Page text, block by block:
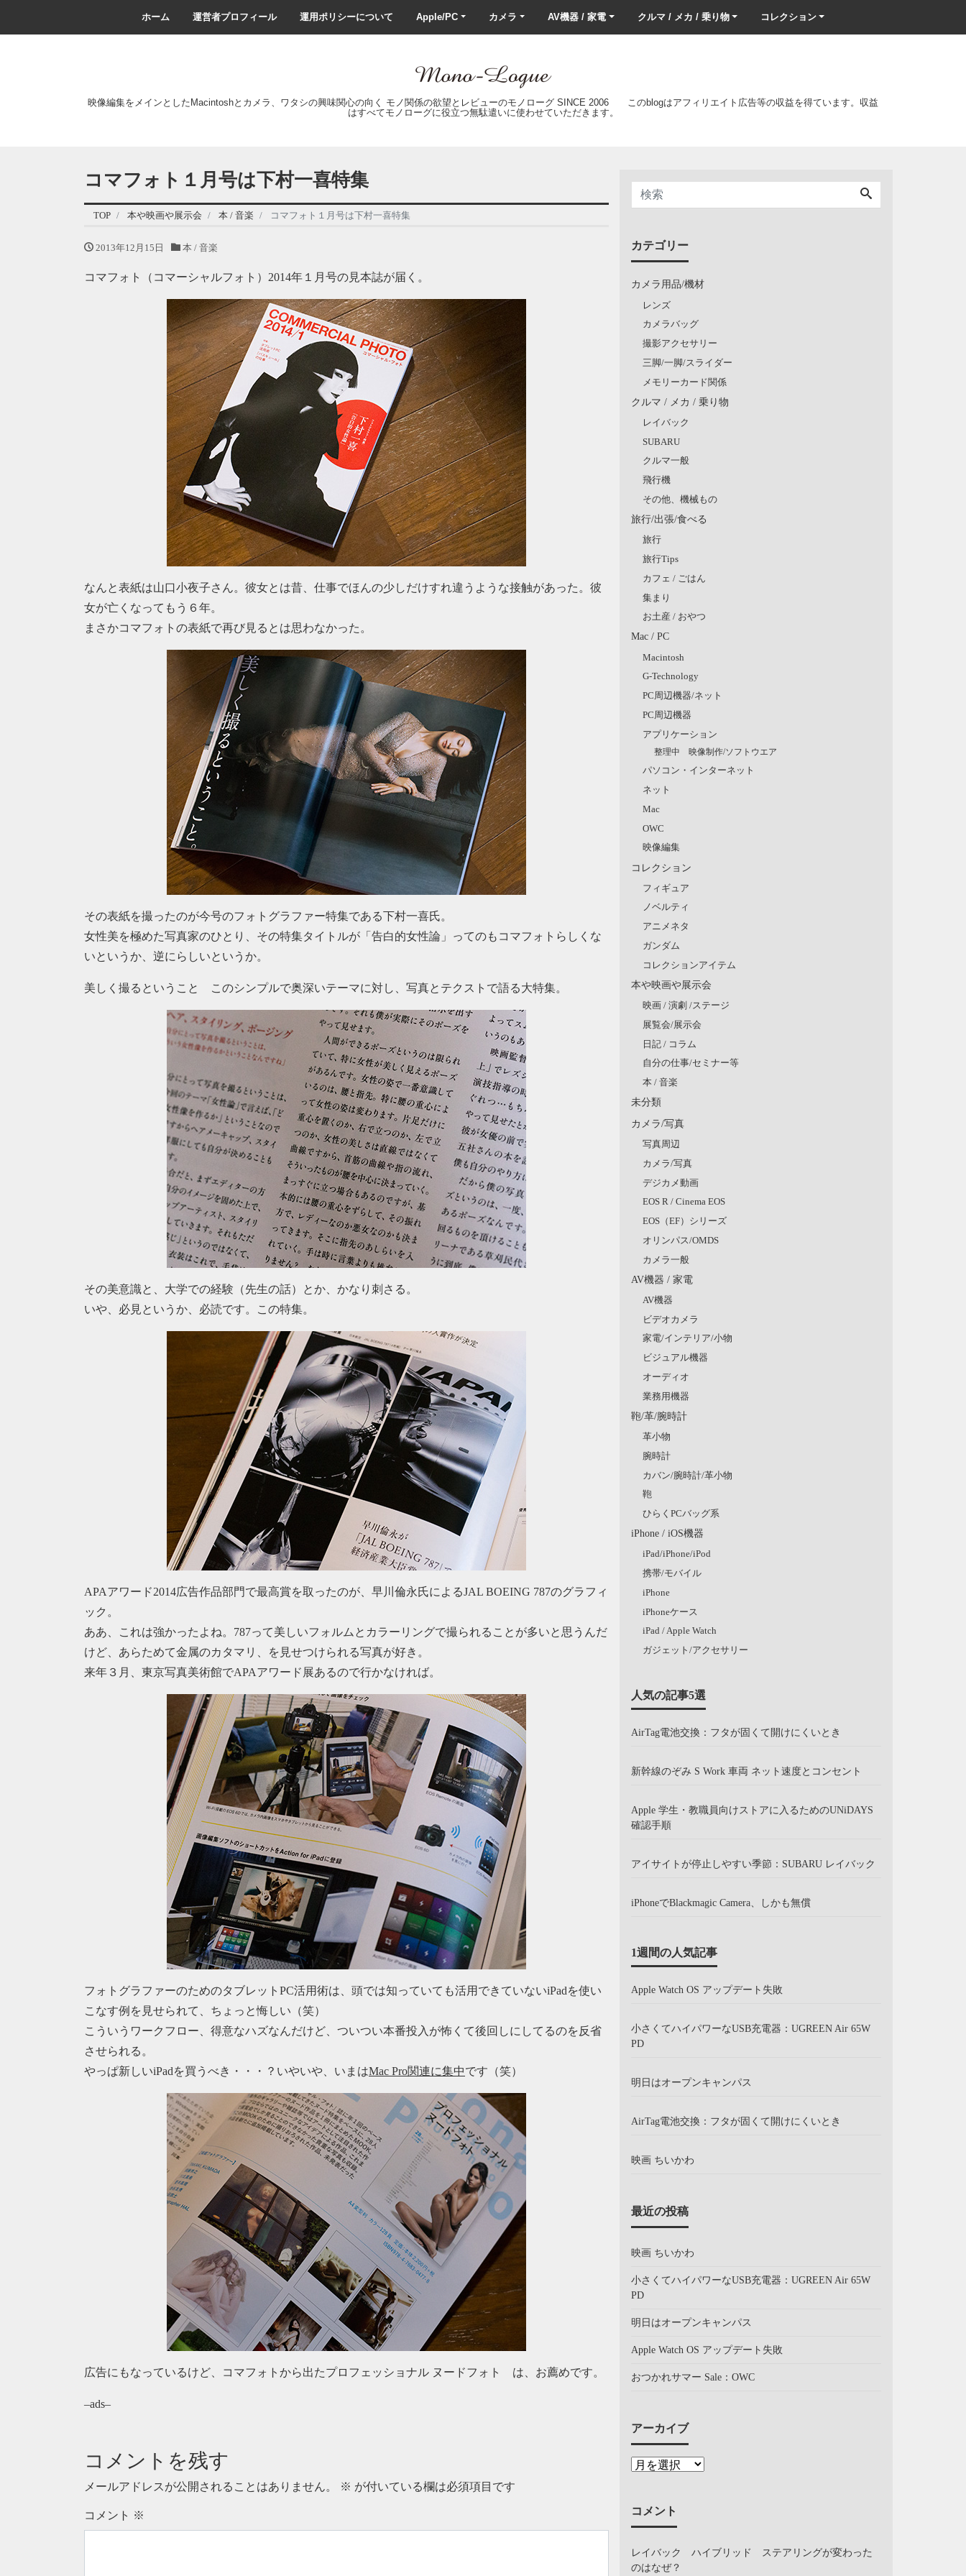
ホーム 運営者プロフィール 運用ポリシーについて Apple/PC カメラ AV機器 / 家電 クルマ / メカ / 乗り物 コレクション
映像編集をメインとしたMacintoshとカメラ、ワタシの興味関心の向く モノ関係の欲望とレビューのモノローグ SINCE 2006 このblogはアフィリエイト広告等の収益を得ています。収益
はすべてモノローグに役立つ無駄遣いに使わせていただきます。
コマフォト１月号は下村一喜特集
TOP 本や映画や展示会 本 / 音楽 コマフォト１月号は下村一喜特集
2013年12月15日 本 / 音楽
コマフォト（コマーシャルフォト）2014年１月号の見本誌が届く。
なんと表紙は山口小夜子さん。彼女とは昔、仕事でほんの少しだけすれ違うような接触があった。彼
女が亡くなってもう６年。
まさかコマフォトの表紙で再び見るとは思わなかった。
その表紙を撮ったのが今号のフォトグラファー特集である下村一喜氏。
女性美を極めた写真家のひとり、その特集タイトルが「告白的女性論」ってのもコマフォトらしくな
いというか、逆にらしいというか。
美しく撮るということ このシンプルで奥深いテーマに対し、写真とテクストで語る大特集。
その美意識と、大学での経験（先生の話）とか、かなり刺さる。
いや、必見というか、必読です。この特集。
APAアワード2014広告作品部門で最高賞を取ったのが、早川倫永氏によるJAL BOEING 787のグラフィ
ック。
ああ、これは強かったよね。787って美しいフォルムとカラーリングで撮られることが多いと思うんだ
けど、あらためて金属のカタマリ、を見せつけられる写真が好き。
来年３月、東京写真美術館でAPAアワード展あるので行かなければ。
フォトグラファーのためのタブレットPC活用術は、頭では知っていても活用できていないiPadを使い
こなす例を見せられて、ちょっと悔しい（笑）
こういうワークフロー、得意なハズなんだけど、ついつい本番投入が怖くて後回しにしてるのを反省
させられる。
やっぱ新しいiPadを買うべき・・・？いやいや、いまはMac Pro関連に集中です（笑）
広告にもなっているけど、コマフォトから出たプロフェッショナル ヌードフォト は、お薦めです。
–ads–
コメントを残す
メールアドレスが公開されることはありません。 ※ が付いている欄は必須項目です
コメント ※
カテゴリー
カメラ用品/機材
レンズ
カメラバッグ
撮影アクセサリー
三脚/一脚/スライダー
メモリーカード関係
クルマ / メカ / 乗り物
レイバック
SUBARU
クルマ一般
飛行機
その他、機械もの
旅行/出張/食べる
旅行
旅行Tips
カフェ / ごはん
集まり
お土産 / おやつ
Mac / PC
Macintosh
G-Technology
PC周辺機器/ネット
PC周辺機器
アプリケーション
整理中 映像制作/ソフトウエア
パソコン・インターネット
ネット
Mac
OWC
映像編集
コレクション
フィギュア
ノベルティ
アニメネタ
ガンダム
コレクションアイテム
本や映画や展示会
映画 / 演劇 /ステージ
展覧会/展示会
日記 / コラム
自分の仕事/セミナー等
本 / 音楽
未分類
カメラ/写真
写真周辺
カメラ/写真
デジカメ動画
EOS R / Cinema EOS
EOS（EF）シリーズ
オリンパス/OMDS
カメラ一般
AV機器 / 家電
AV機器
ビデオカメラ
家電/インテリア/小物
ビジュアル機器
オーディオ
業務用機器
鞄/革/腕時計
革小物
腕時計
カバン/腕時計/革小物
鞄
ひらくPCバッグ系
iPhone / iOS機器
iPad/iPhone/iPod
携帯/モバイル
iPhone
iPhoneケース
iPad / Apple Watch
ガジェット/アクセサリー
人気の記事5選
AirTag電池交換：フタが固くて開けにくいとき
新幹線のぞみ S Work 車両 ネット速度とコンセント
Apple 学生・教職員向けストアに入るためのUNiDAYS
確認手順
アイサイトが停止しやすい季節：SUBARU レイバック
iPhoneでBlackmagic Camera、しかも無償
1週間の人気記事
Apple Watch OS アップデート失敗
小さくてハイパワーなUSB充電器：UGREEN Air 65W
PD
明日はオープンキャンパス
AirTag電池交換：フタが固くて開けにくいとき
映画 ちいかわ
最近の投稿
映画 ちいかわ
小さくてハイパワーなUSB充電器：UGREEN Air 65W
PD
明日はオープンキャンパス
Apple Watch OS アップデート失敗
おつかれサマー Sale：OWC
アーカイブ
コメント
レイバック ハイブリッド ステアリングが変わった
のはなぜ？